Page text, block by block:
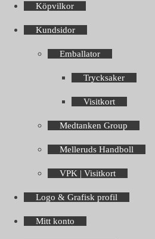
Köpvilkor
Kundsidor
Emballator
Trycksaker
Visitkort
Medtanken Group
Melleruds Handboll
VPK | Visitkort
Logo & Grafisk profil
Mitt konto